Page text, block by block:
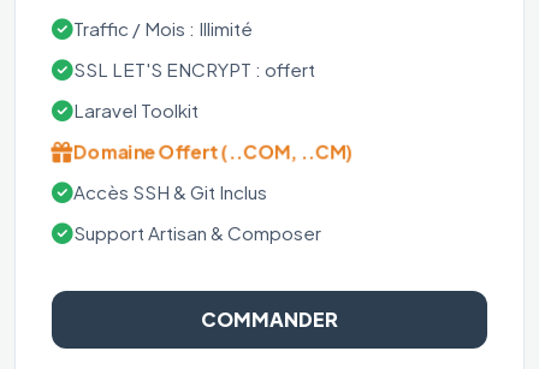
Traffic / Mois : Illimité
SSL LET'S ENCRYPT : offert
Laravel Toolkit
Domaine Offert (..COM, ..CM)
Accès SSH & Git Inclus
Support Artisan & Composer
COMMANDER